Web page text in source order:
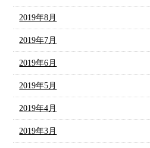
2019年8月
2019年7月
2019年6月
2019年5月
2019年4月
2019年3月